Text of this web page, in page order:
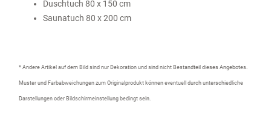
Duschtuch 80 x 150 cm
Saunatuch 80 x 200 cm
* Andere Artikel auf dem Bild sind nur Dekoration und sind nicht Bestandteil dieses Angebotes.
Muster und Farbabweichungen zum Originalprodukt können eventuell durch unterschiedliche
Darstellungen oder Bildschirmeinstellung bedingt sein.